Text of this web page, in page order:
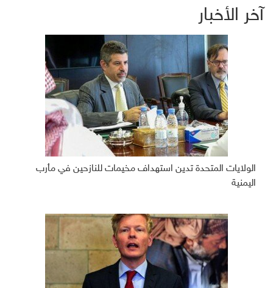
آخر الأخبار
الولايات المتحدة تدين استهداف مخيمات للنازحين في مأرب
اليمنية